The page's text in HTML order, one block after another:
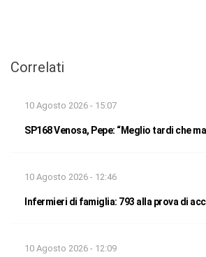
Correlati
10 Agosto 2026 - 15:07
SP168 Venosa, Pepe: “Meglio tardi che
10 Agosto 2026 - 12:46
Infermieri di famiglia: 793 alla prova di
10 Agosto 2026 - 12:09